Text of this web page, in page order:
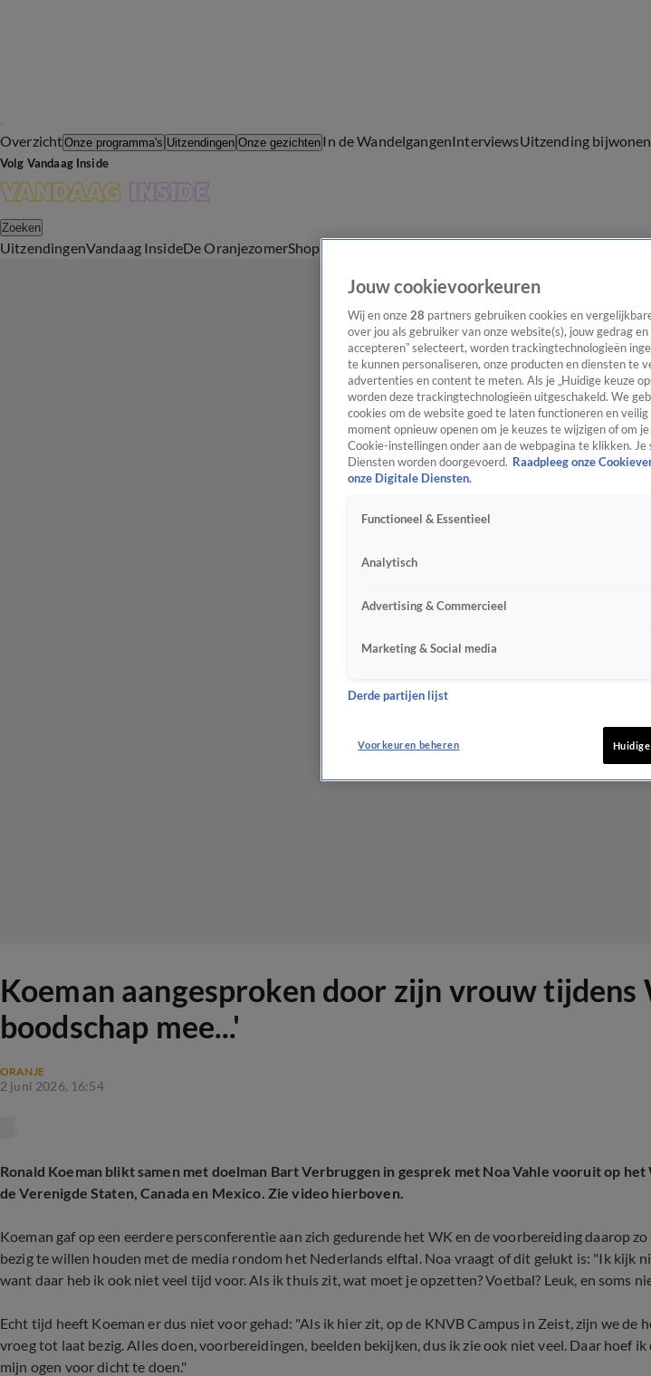
OverzichtOnze programma's Uitzendingen Onze gezichten In de WandelgangenInterviewsUitzending bijwonen
Volg Vandaag Inside
Zoeken
UitzendingenVandaag InsideDe OranjezomerShop
Koeman aangesproken door zijn vrouw
boodschap mee...'
ORANJE
2 juni 2026, 16:54
Ronald Koeman blikt samen met doelman Bart Verbruggen in gesprek met Noa Vahle vooruit op
de Verenigde Staten, Canada en Mexico. Zie video hierboven.
Koeman gaf op een eerdere persconferentie aan zich gedurende het WK en de voorbereiding daarop
bezig te willen houden met de media rondom het Nederlands elftal. Noa vraagt of dit gelukt is: "Ik kijk
want daar heb ik ook niet veel tijd voor. Als ik thuis zit, wat moet je opzetten? Voetbal? Leuk, en soms
Echt tijd heeft Koeman er dus niet voor gehad: "Als ik hier zit, op de KNVB Campus in Zeist, zijn we de
vroeg tot laat bezig. Alles doen, voorbereidingen, beelden bekijken, dus ik zie ook niet veel. Daar hoef
mijn ogen voor dicht te doen."
Jouw cookievoorkeuren
Wij en onze 28 partners gebruiken cookies en
over jou als gebruiker van onze website(s), jouw gedrag
accepteren” selecteert, worden trackingtechnologieën
te kunnen personaliseren, onze producten en diensten te
advertenties en content te meten. Als je „Huidige keuze
worden deze trackingtechnologieën uitgeschakeld. We
cookies om de website goed te laten functioneren en
moment opnieuw openen om je keuzes te wijzigen of om
Cookie-instellingen onder aan de webpagina te klikken.
Diensten worden doorgevoerd. Raadpleeg onze
onze Digitale Diensten.
Functioneel & Essentieel
Analytisch
Advertising & Commercieel
Marketing & Social media
Derde partijen lijst
Voorkeuren beheren